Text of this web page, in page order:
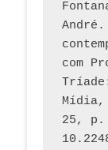
com
25, p.